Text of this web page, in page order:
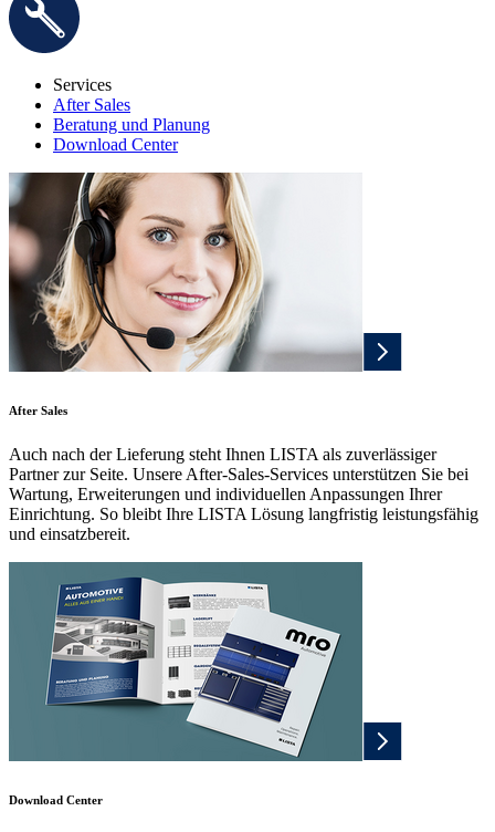
Services
After Sales
Beratung und Planung
Download Center
After Sales
Auch nach der Lieferung steht Ihnen LISTA als zuverlässiger
Partner zur Seite. Unsere After-Sales-Services unterstützen Sie bei
Wartung, Erweiterungen und individuellen Anpassungen Ihrer
Einrichtung. So bleibt Ihre LISTA Lösung langfristig leistungsfähig
und einsatzbereit.
Download Center